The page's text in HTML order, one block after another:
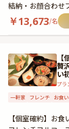
結納・お顔合わせ
￥13,673/名
贅
い
プラ
一軒家 フレンチ お食
【個室確約】お